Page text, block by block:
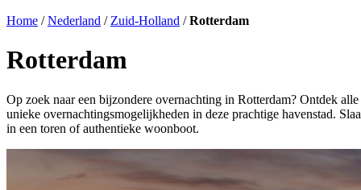
Home /Nederland / Zuid-Holland /Rotterdam
Rotterdam
Op zoek naar een bijzondere overnachting in Rotterdam? Ontdek alle
unieke overnachtingsmogelijkheden in deze prachtige havenstad.
in een toren of authentieke woonboot.